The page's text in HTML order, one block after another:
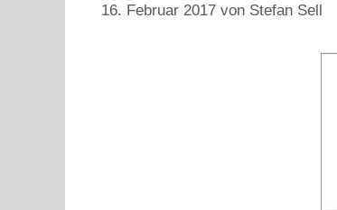
16. Februar 2017 von Stefan Sell